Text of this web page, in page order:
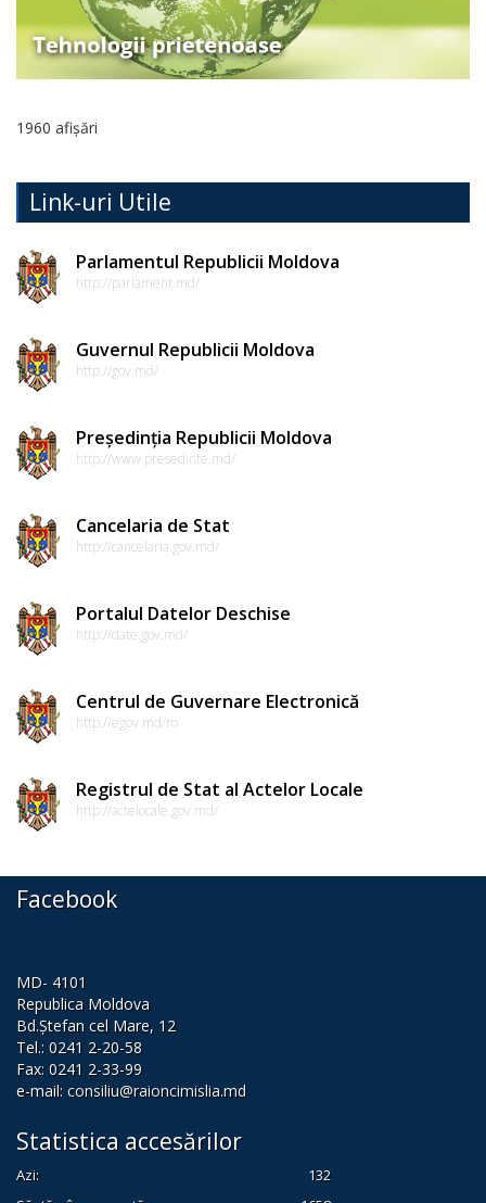
instituțională
pentru
decizională
Dispozițiile
președintelui
Consultări
publice
Inițierea
elaborării
de
Sinteza
la
de
decizii
Proiecte
de
Deciziile
adoptate
de
raional
1960 afișări
Link-uri Utile
Parlamentul Republicii Moldova
http://parlament.md/
Guvernul Republicii Moldova
http://gov.md/
Președinția Republicii Moldova
http://www.presedinte.md/
Cancelaria de Stat
http://cancelaria.gov.md/
Portalul Datelor Deschise
http://date.gov.md/
Centrul de Guvernare Electronică
http://egov.md/ro
Registrul de Stat al Actelor Locale
http://actelocale.gov.md/
Facebook
MD- 4101
Republica Moldova
Bd.Ștefan cel Mare, 12
Tel.: 0241 2-20-58
Fax: 0241 2-33-99
e-mail: consiliu@raioncimislia.md
Statistica accesărilor
Azi:
132